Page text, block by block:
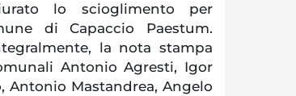
lo scioglimento per
di Capaccio Paestum.
la nota stampa
Antonio Agresti, Igor
Antonio Mastandrea, Angelo